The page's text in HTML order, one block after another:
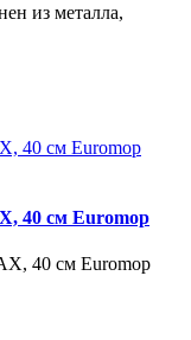
из металла,
40 см Euromop
40 см Euromop